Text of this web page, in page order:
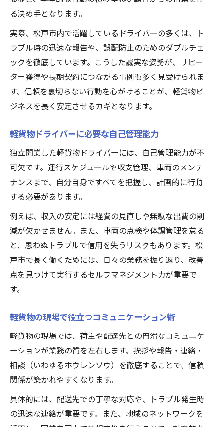
る決め手となります。
実際、松戸市内で活躍しているドライバーの多くは、ト
ラブル時の迅速な報告や、誤配防止のためのダブルチェ
ックを徹底しています。こうした誠実な姿勢が、リピー
ター獲得や長期契約につながる事例も多く見受けられま
す。信頼を裏切らない行動を心がけることが、軽貨物ビ
ジネスを長く安定させるカギとなります。
軽貨物ドライバーに必要な自己管理能力
独立開業した軽貨物ドライバーには、自己管理能力が不
可欠です。運行スケジュールや収支管理、車両のメンテ
ナンスまで、自分自身ですべてを把握し、計画的に行動
する必要があります。
例えば、収入の安定には経費の見直しや無駄な出費の削
減が欠かせません。また、車両の点検や体調管理を怠る
と、思わぬトラブルで信用を失うリスクもあります。松
戸市で長く働くためには、日々の業務を振り返り、改善
点を見つけて実行するセルフマネジメント力が重要で
す。
軽貨物の現場で役立つコミュニケーション術
軽貨物の現場では、荷主や配達先との円滑なコミュニケ
ーションが業務の質を左右します。挨拶や報告・連絡・
相談（いわゆるホウレンソウ）を徹底することで、信頼
関係が築かれやすくなります。
具体的には、配送先での丁寧な対応や、トラブル発生時
の迅速な連絡が重要です。また、地域のネットワークを